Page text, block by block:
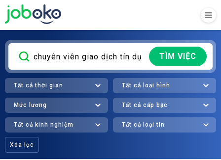
TÌM VIỆC
Tất cả thời gian Tất cả loại hình
Mức lương Tất cả cấp bậc
Tất cả kinh nghiệm Tất cả loại tin
Xóa lọc